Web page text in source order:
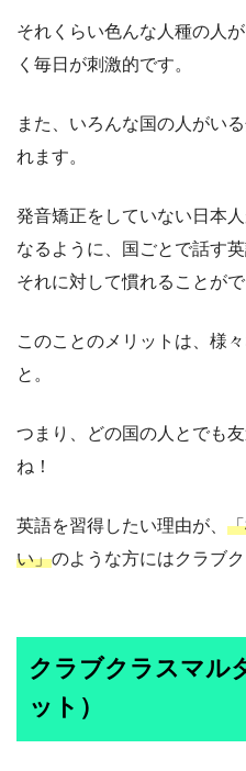
それくらい色んな人種の人
く毎日が刺激的です。
また、いろんな国の人がい
れます。
発音矯正をしていない日本
なるように、国ごとで話す
それに対して慣れることがで
このことのメリットは、様
と。
つまり、どの国の人とでも
ね！
英語を習得したい理由が、
い」のような方にはクラブ
クラブクラスマル
ット）